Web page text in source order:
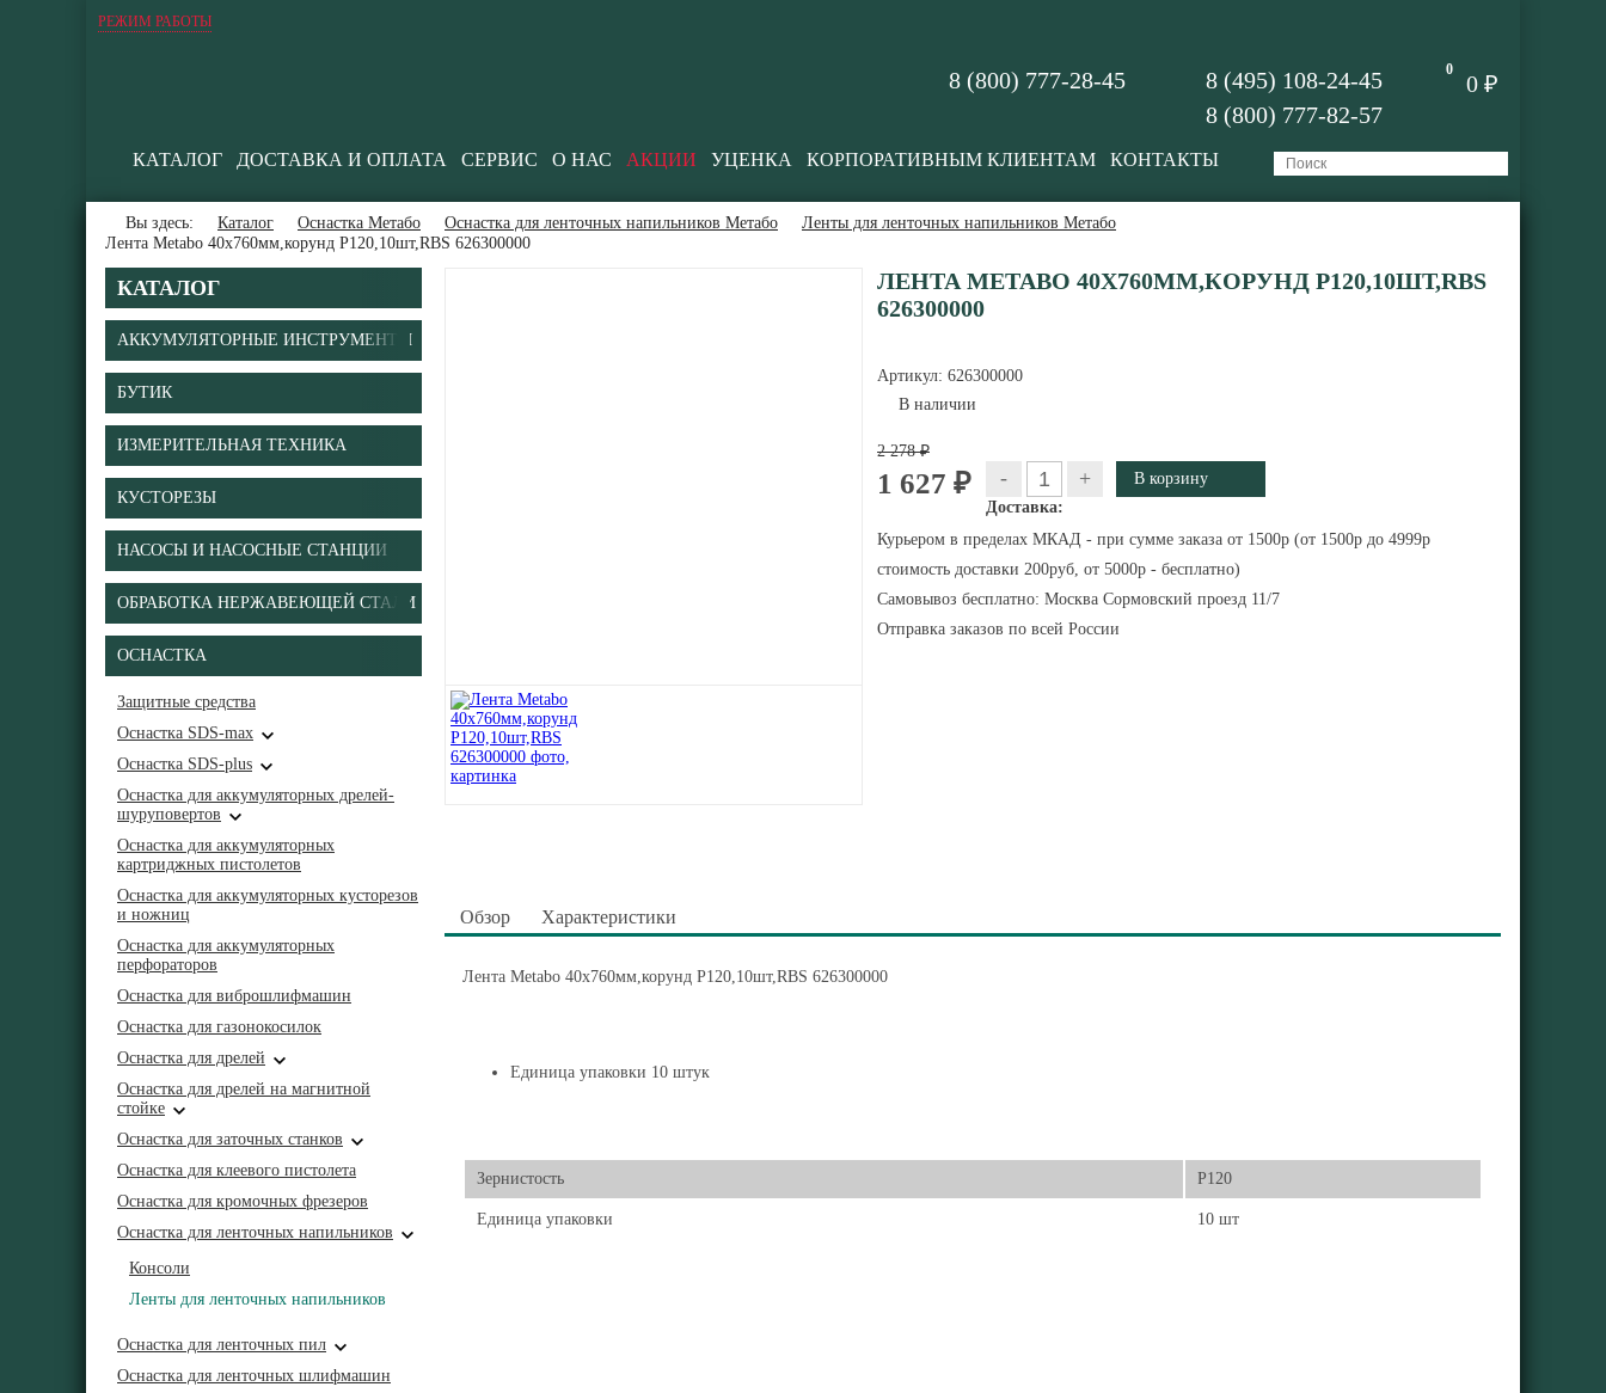
РЕЖИМ РАБОТЫ
0
0 ₽
8 (495) 108-24-45
8 (800) 777-82-57
8 (800) 777-28-45
КАТАЛОГ ДОСТАВКА И ОПЛАТА СЕРВИС О НАС АКЦИИ УЦЕНКА КОРПОРАТИВНЫМ КЛИЕНТАМ КОНТАКТЫ
Вы здесь: Каталог Оснастка Метабо Оснастка для ленточных напильников Метабо
Ленты для ленточных напильников Метабо
Лента Metabo 40x760мм,корунд P120,10шт,RBS 626300000
КАТАЛОГ
АККУМУЛЯТОРНЫЕ ИНСТРУМЕНТЫ
БУТИК
ИЗМЕРИТЕЛЬНАЯ ТЕХНИКА
КУСТОРЕЗЫ
НАСОСЫ И НАСОСНЫЕ СТАНЦИИ
ОБРАБОТКА НЕРЖАВЕЮЩЕЙ СТАЛИ
ОСНАСТКА
Защитные средства
Оснастка SDS-max
Оснастка SDS-plus
Оснастка для аккумуляторных дрелей-
шуруповертов
Оснастка для аккумуляторных
картриджных пистолетов
Оснастка для аккумуляторных кусторезов
и ножниц
Оснастка для аккумуляторных
перфораторов
Оснастка для виброшлифмашин
Оснастка для газонокосилок
Оснастка для дрелей
Оснастка для дрелей на магнитной
стойке
Оснастка для заточных станков
Оснастка для клеевого пистолета
Оснастка для кромочных фрезеров
Оснастка для ленточных напильников
Консоли
Ленты для ленточных напильников
Оснастка для ленточных пил
Оснастка для ленточных шлифмашин
ЛЕНТА METABO 40X760ММ,КОРУНД P120,10ШТ,RBS
626300000
Артикул: 626300000
В наличии
2 278 ₽
1 627 ₽ - +
Доставка:
Курьером в пределах МКАД - при сумме заказа от 1500р (от 1500р до 4999р
стоимость доставки 200руб, от 5000р - бесплатно)
Самовывоз бесплатно: Москва Сормовский проезд 11/7
Отправка заказов по всей России
Обзор Характеристики
Лента Metabo 40x760мм,корунд P120,10шт,RBS 626300000
Единица упаковки 10 штук
Зернистость Р120
Единица упаковки 10 шт